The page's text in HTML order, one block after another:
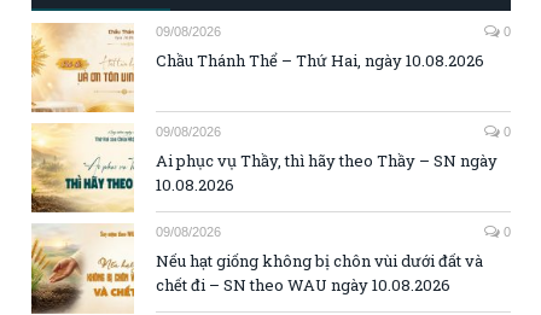
09/08/2026 0
Chầu Thánh Thể – Thứ Hai, ngày 10.08.2026
09/08/2026 0
Ai phục vụ Thầy, thì hãy theo Thầy – SN ngày
10.08.2026
09/08/2026 0
Nếu hạt giống không bị chôn vùi dưới đất và
chết đi – SN theo WAU ngày 10.08.2026